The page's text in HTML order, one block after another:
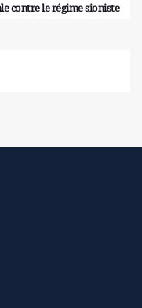
contre le régime sioniste